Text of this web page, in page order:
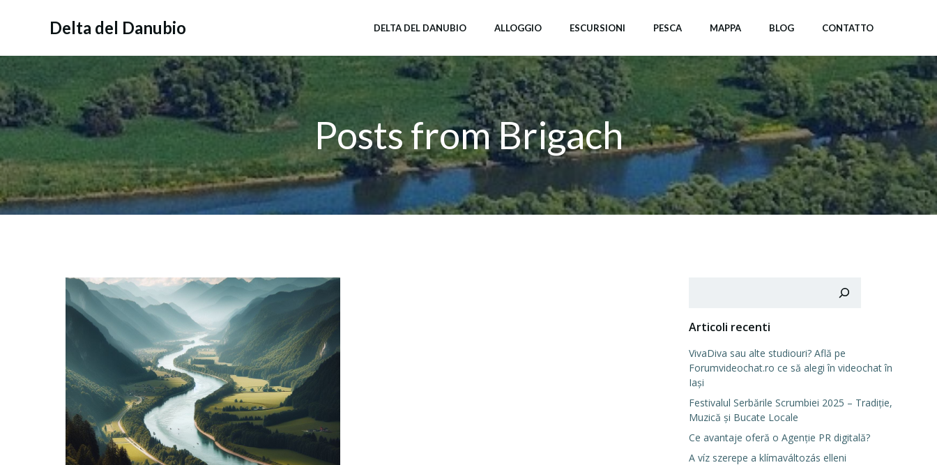
Delta del Danubio DELTA DEL DANUBIO ALLOGGIO ESCURSIONI PESCA MAPPA BLOG CONTATTO
Posts from Brigach
Articoli recenti
VivaDiva sau alte studiouri? Află pe
Forumvideochat.ro ce să alegi în videochat în
Iași
Festivalul Serbările Scrumbiei 2025 – Tradiție,
Muzică și Bucate Locale
Ce avantaje oferă o Agenție PR digitală?
A víz szerepe a klímaváltozás elleni